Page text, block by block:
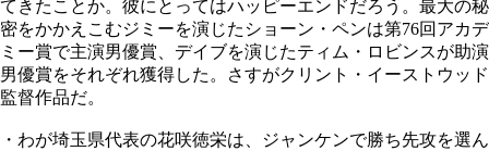
てきたことか。彼にとってはハッピーエンドだろう。最大の秘
密をかかえこむジミーを演じたショーン・ペンは第76回アカデ
ミー賞で主演男優賞、デイブを演じたティム・ロビンスが助演
男優賞をそれぞれ獲得した。さすがクリント・イーストウッド
監督作品だ。
・わが埼玉県代表の花咲徳栄は、ジャンケンで勝ち先攻を選ん